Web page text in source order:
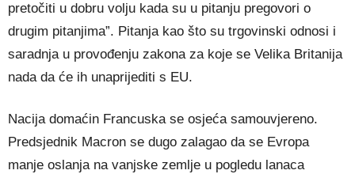
pretočiti u dobru volju kada su u pitanju pregovori o
drugim pitanjima”. Pitanja kao što su trgovinski odnosi i
saradnja u provođenju zakona za koje se Velika Britanija
nada da će ih unaprijediti s EU.
Nacija domaćin Francuska se osjeća samouvjereno.
Predsjednik Macron se dugo zalagao da se Evropa
manje oslanja na vanjske zemlje u pogledu lanaca